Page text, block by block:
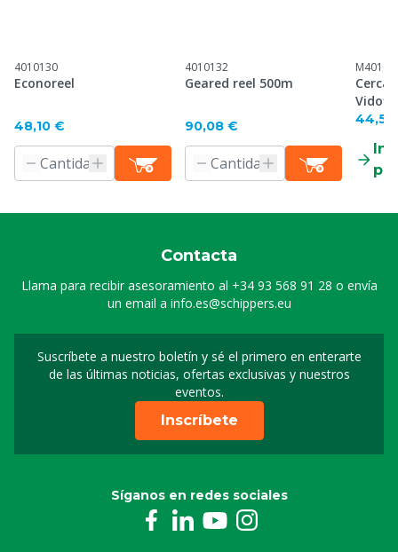
4010130
Econoreel
48,10 €
4010132
Geared reel 500m
90,08 €
Cerca
Contacta
Llama para recibir asesoramiento al +34 93 568 91 28 o envía
un email a info.es@schippers.eu
Suscríbete a nuestro boletín y sé el primero en enterarte
de las últimas noticias, ofertas exclusivas y nuestros
eventos.
Suscripción a nuestro
Inscríbete
Síganos en redes sociales